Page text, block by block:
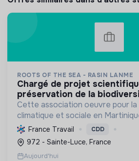
ROOTS OF THE SEA - RASIN LANME
chargé de projet scientifique &
préservation de la
Cette association oeuvre pour la
climatique et sociale en
restaure les écosystèmes marins
sensibilise le public et mobilise les
aven...
France Travail CDD
972 - Sainte-Luce, France
Aujourd'hui